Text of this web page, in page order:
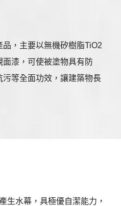
，主要以無機矽樹脂TiO2
漆，可使被塗物具有防
等全面功效，讓建築物長
生水幕，具極優自潔能力，